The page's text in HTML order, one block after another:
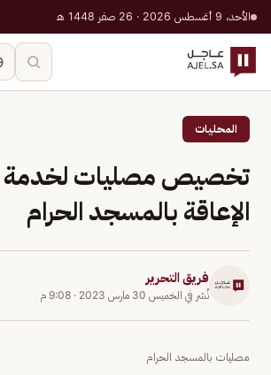
الأحد، 9 أغسطس 2026 · 26 صفر 1448 هـ
المحليات
تخصيص مصليات
الإعاقة بالمسجد الحرام
فريق التحرير
نُشر في الخميس 30 مارس 2023 · 9:08 م
مصليات بالمسجد الحرام